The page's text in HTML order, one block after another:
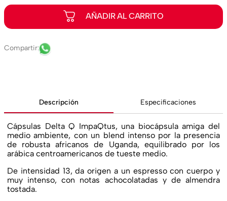
Descripción Especificaciones
Cápsulas Delta Q ImpaQtus, una biocápsula amiga del
medio ambiente, con un blend intenso por la presencia
de robusta africanos de Uganda, equilibrado por los
arábica centroamericanos de tueste medio.
De intensidad 13, da origen a un espresso con cuerpo y
muy intenso, con notas achocolatadas y de almendra
tostada.